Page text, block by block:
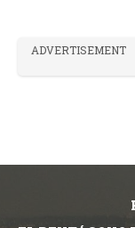
ADVERTISEMENT